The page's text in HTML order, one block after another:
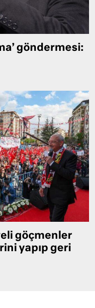
göndermesi:
göçmenler
yapıp geri